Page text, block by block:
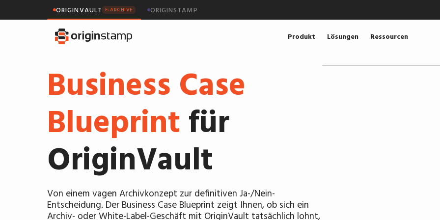
ORIGINVAULT E-ARCHIVE ORIGINSTAMP
Produkt Lösungen Ressourcen
Business Case
Blueprint für
OriginVault
Von einem vagen Archivkonzept zur definitiven Ja-/Nein-
Entscheidung. Der Business Case Blueprint zeigt Ihnen, ob sich ein
Archiv- oder White-Label-Geschäft mit OriginVault tatsächlich lohnt,